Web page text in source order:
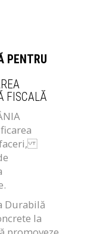
PENTRU
FISCALĂ
Durabilă
la